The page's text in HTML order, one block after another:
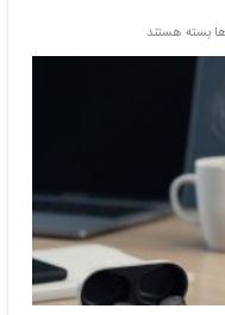
برای
راهنمای
بسته هستند